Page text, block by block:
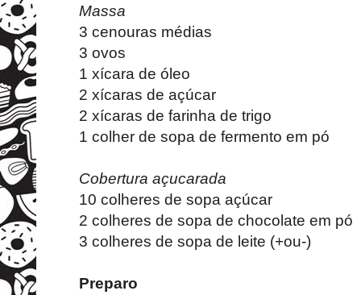
Massa
3 cenouras médias
3 ovos
1 xícara de óleo
2 xícaras de açúcar
2 xícaras de farinha de trigo
1 colher de sopa de fermento em pó
Cobertura açucarada
10 colheres de sopa açúcar
2 colheres de sopa de chocolate em pó
3 colheres de sopa de leite (+ou-)
Preparo